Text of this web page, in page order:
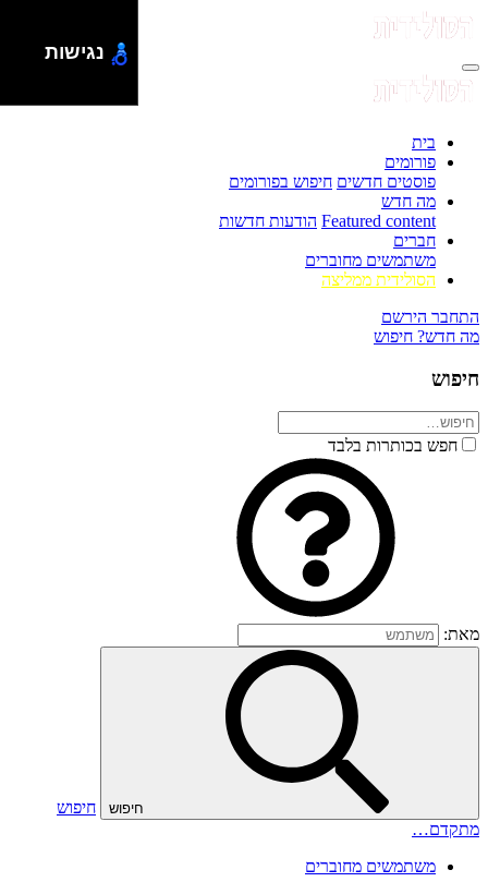
בית
פורומים
פוסטים חדשים חיפוש בפורומים
מה חדש
Featured content הודעות חדשות
חברים
משתמשים מחוברים
הסולידית ממליצה
התחבר הירשם
מה חדש? חיפוש
חיפוש
חפש בכותרות בלבד
מאת:
חיפוש
חיפוש
מתקדם…
משתמשים מחוברים
נגישות